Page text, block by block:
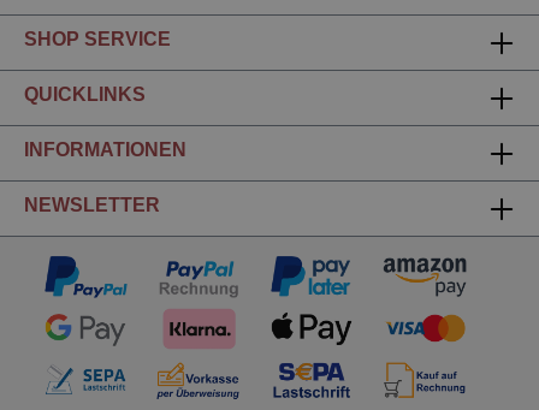
SHOP SERVICE
QUICKLINKS
INFORMATIONEN
NEWSLETTER